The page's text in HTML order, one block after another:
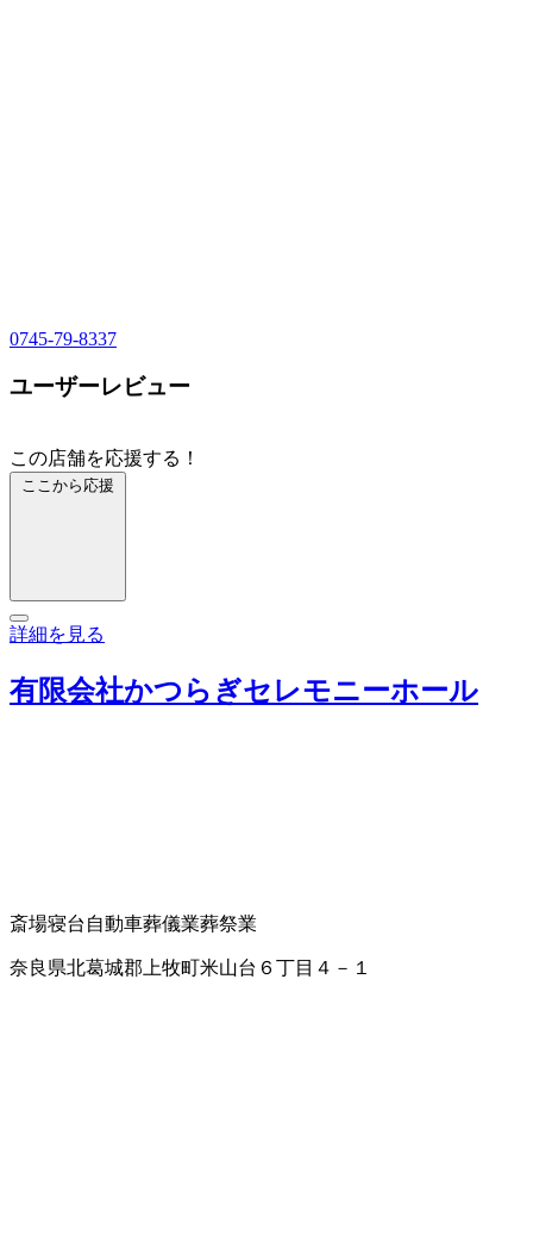
0745-79-8337
ユーザーレビュー
この店舗を応援する！
ここから応援
詳細を見る
有限会社かつらぎセレモニーホール
斎場寝台自動車葬儀業葬祭業
奈良県北葛城郡上牧町米山台６丁目４－１